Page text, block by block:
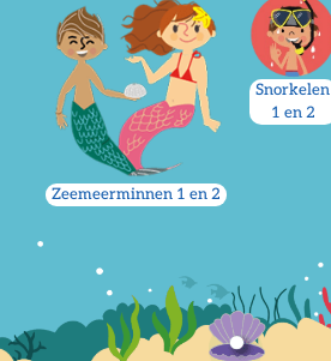
Zeemeerminnen 1 en 2
Snorkelen
1 en 2